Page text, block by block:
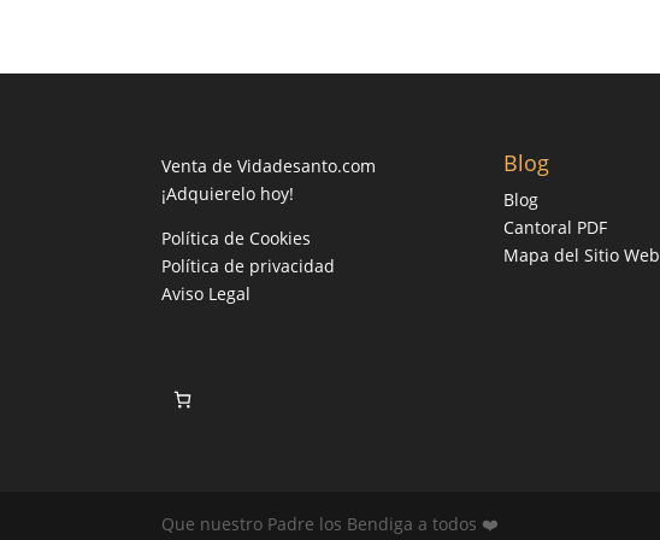
Venta de Vidadesanto.com
¡Adquierelo hoy!
Política de Cookies
Política de privacidad
Aviso Legal
Blog
Blog
Cantoral PDF
Mapa del Sitio Web
Que nuestro Padre los Bendiga a todos ❤️